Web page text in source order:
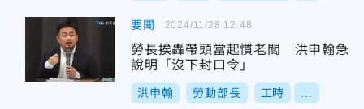
要聞
勞長挨轟帶頭當起慣老闆 洪申翰急
說明「沒下封口令」
洪申翰 勞動部長 工時
2024/11/28 12:48